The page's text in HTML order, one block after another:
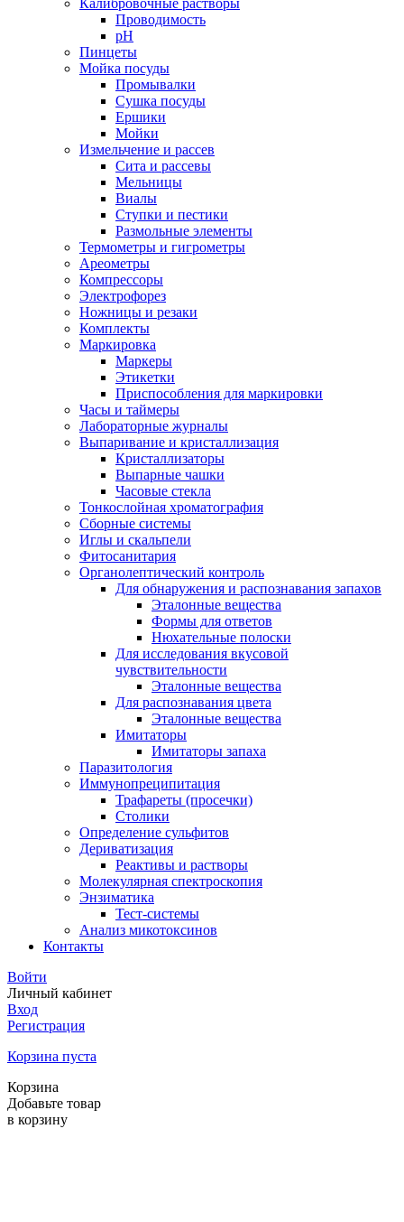
Калибровочные растворы
Проводимость
pH
Пинцеты
Мойка посуды
Промывалки
Сушка посуды
Ершики
Мойки
Измельчение и рассев
Сита и рассевы
Мельницы
Виалы
Ступки и пестики
Размольные элементы
Термометры и гигрометры
Ареометры
Компрессоры
Электрофорез
Ножницы и резаки
Комплекты
Маркировка
Маркеры
Этикетки
Приспособления для маркировки
Часы и таймеры
Лабораторные журналы
Выпаривание и кристаллизация
Кристаллизаторы
Выпарные чашки
Часовые стекла
Тонкослойная хроматография
Сборные системы
Иглы и скальпели
Фитосанитария
Органолептический контроль
Для обнаружения и распознавания запахов
Эталонные вещества
Формы для ответов
Нюхательные полоски
Для исследования вкусовой
чувствительности
Эталонные вещества
Для распознавания цвета
Эталонные вещества
Имитаторы
Имитаторы запаха
Паразитология
Иммунопреципитация
Трафареты (просечки)
Столики
Определение сульфитов
Дериватизация
Реактивы и растворы
Молекулярная спектроскопия
Энзиматика
Тест-системы
Анализ микотоксинов
Контакты
Войти
Личный кабинет
Вход
Регистрация
Корзина пуста
Корзина
Добавьте товар
в корзину